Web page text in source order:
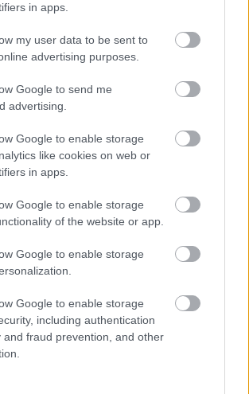
in apps.
my user data to be sent to
advertising purposes.
Google to send me
advertising.
Google to enable storage
like cookies on web or
in apps.
Google to enable storage
of the website or app.
Google to enable storage
Google to enable storage
including authentication
and fraud prevention, and other
gyarapodott a lakossági
összege, így elérte a 2361
a Magyar Nemzeti Bank
különösen figyelemre
az utóbbi egy-két évben nem
bankszámlákon devizában
a pluszpénzek egy